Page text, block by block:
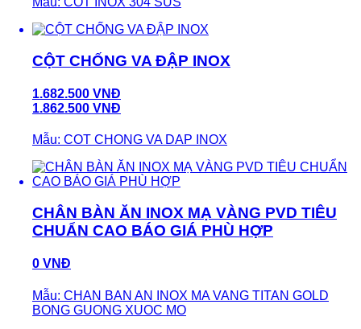
CỘT CHỐNG VA ĐẬP INOX
1.682.500 VNĐ
1.862.500 VNĐ
Mẫu: COT CHONG VA DAP INOX
CHÂN BÀN ĂN INOX MẠ VÀNG PVD TIÊU
CHUẨN CAO BÁO GIÁ PHÙ HỢP
0 VNĐ
Mẫu: CHAN BAN AN INOX MA VANG TITAN GOLD
BONG GUONG XUOC MO